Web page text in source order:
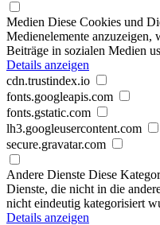
Medien Diese Cookies und
Medienelemente anzuzeigen,
Beiträge in sozialen Medien
Details anzeigen
cdn.trustindex.io
fonts.googleapis.com
fonts.gstatic.com
lh3.googleusercontent.com
secure.gravatar.com
Andere Dienste Diese
Dienste, die nicht in die
nicht eindeutig kategorisiert
Details anzeigen